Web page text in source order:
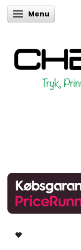
Skifte navigation
Menu